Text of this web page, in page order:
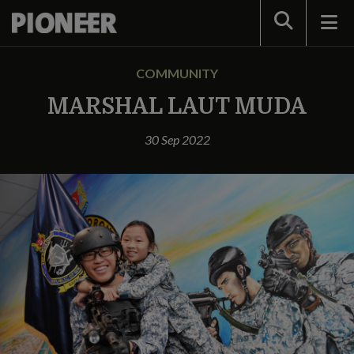
Search
COMMUNITY
MARSHAL LAUT MUDA
30 Sep 2022